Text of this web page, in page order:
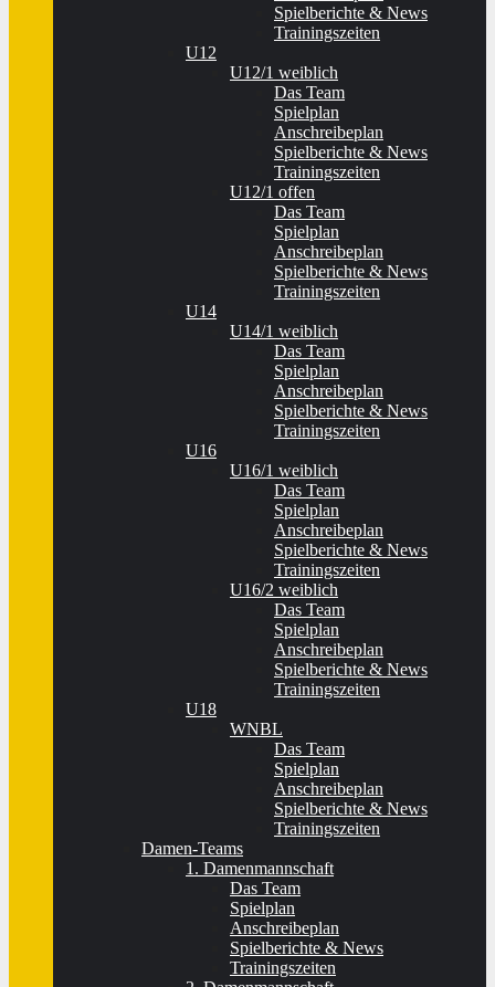
Spielberichte & News
Trainingszeiten
U12
U12/1 weiblich
Das Team
Spielplan
Anschreibeplan
Spielberichte & News
Trainingszeiten
U12/1 offen
Das Team
Spielplan
Anschreibeplan
Spielberichte & News
Trainingszeiten
U14
U14/1 weiblich
Das Team
Spielplan
Anschreibeplan
Spielberichte & News
Trainingszeiten
U16
U16/1 weiblich
Das Team
Spielplan
Anschreibeplan
Spielberichte & News
Trainingszeiten
U16/2 weiblich
Das Team
Spielplan
Anschreibeplan
Spielberichte & News
Trainingszeiten
U18
WNBL
Das Team
Spielplan
Anschreibeplan
Spielberichte & News
Trainingszeiten
Damen-Teams
1. Damenmannschaft
Das Team
Spielplan
Anschreibeplan
Spielberichte & News
Trainingszeiten